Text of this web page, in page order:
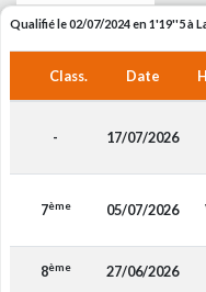
Qualifié le 02/07/2024 en 1'19''5 à
Class. Date
- 17/07/2026
7ème 05/07/2026
8ème 27/06/2026